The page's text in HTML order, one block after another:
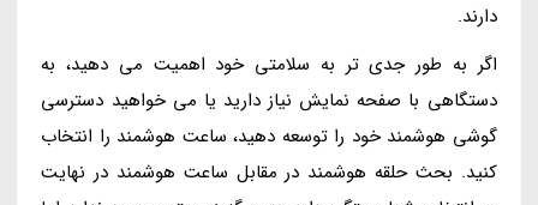
دارند.
اگر به طور جدی تر به سلامتی خود اهمیت می دهید، به
دستگاهی با صفحه نمایش نیاز دارید یا می خواهید دسترسی
گوشی هوشمند خود را توسعه دهید، ساعت هوشمند را انتخاب
کنید. بحث حلقه هوشمند در مقابل ساعت هوشمند در نهایت